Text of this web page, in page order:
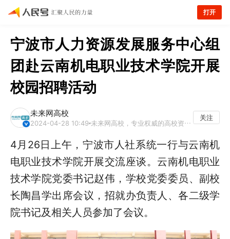
打开
宁波市人力资源发展服务中心组
团赴云南机电职业技术学院开展
校园招聘活动
未来网高校
2024-04-28 10:49 未来网高校，专业权威的高校资讯平台
关注
4月26日上午，宁波市人社系统一行与云南机
电职业技术学院开展交流座谈。云南机电职业
技术学院党委书记赵伟，学校党委委员、副校
长陶昌学出席会议，招就办负责人、各二级学
院书记及相关人员参加了会议。